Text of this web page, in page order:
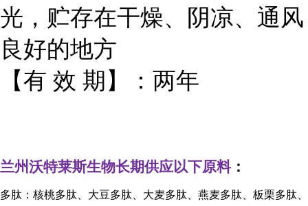
光，贮存在干燥、阴凉、通风
良好的地方
【有 效 期】：两年
兰州沃特莱斯生物长期供应以下原料：
多肽：核桃多肽、大豆多肽、大麦多肽、燕麦多肽、板栗多肽、